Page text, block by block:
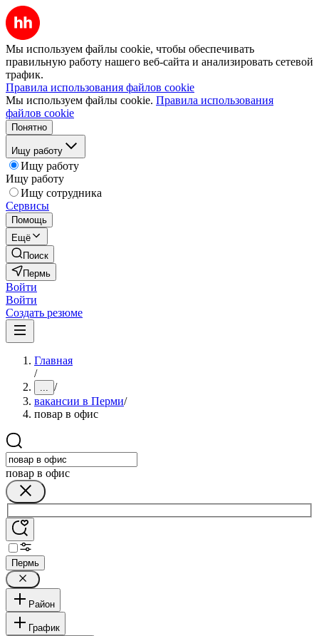
Мы используем файлы cookie, чтобы обеспечивать
правильную работу нашего веб-сайта и анализировать сетевой
трафик.
Правила использования файлов cookie
Мы используем файлы cookie. Правила использования
файлов cookie
Понятно
Ищу работу
Ищу работу
Ищу работу
Ищу сотрудника
Сервисы
Помощь
Ещё
Поиск
Пермь
Войти
Войти
Создать резюме
Главная
/
... /
вакансии в Перми/
повар в офис
повар в офис
Пермь
Район
График